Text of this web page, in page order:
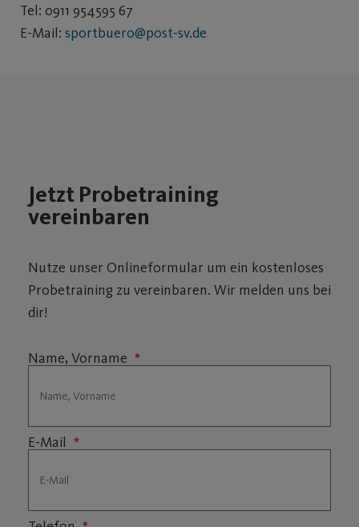
Tel: 0911 954595 67
E-Mail: sportbuero@post-sv.de
Jetzt Probetraining
vereinbaren
Nutze unser Onlineformular um ein kostenloses
Probetraining zu vereinbaren. Wir melden uns bei
dir!
Name, Vorname
E-Mail